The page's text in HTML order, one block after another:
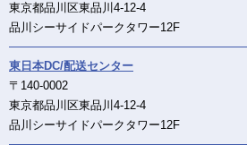
東京都品川区東品川4-12-4
品川シーサイドパークタワー12F
東日本DC/配送センター
〒140-0002
東京都品川区東品川4-12-4
品川シーサイドパークタワー12F